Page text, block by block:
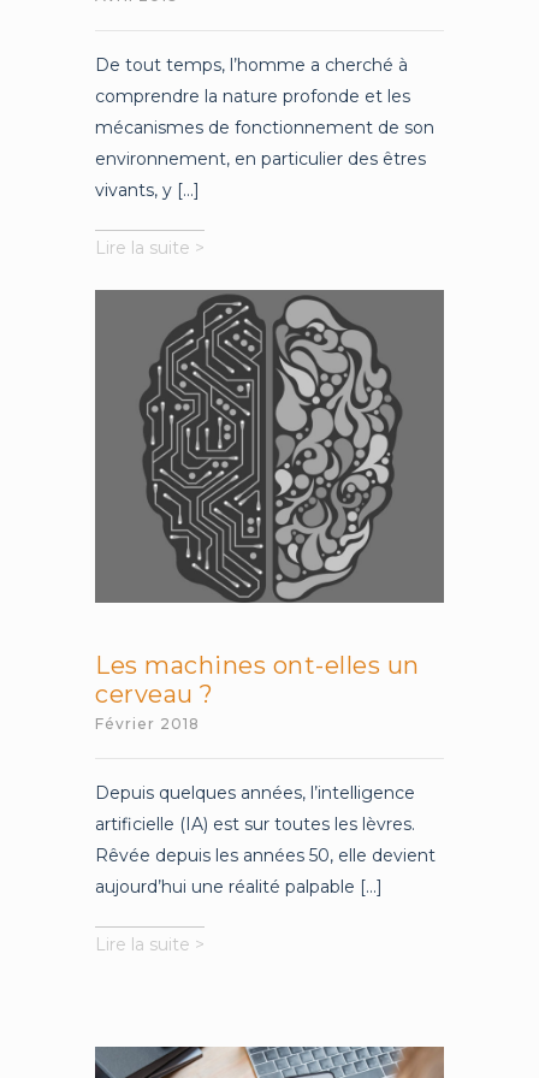
De tout temps, l’homme a cherché à
comprendre la nature profonde et les
mécanismes de fonctionnement de son
environnement, en particulier des êtres
vivants, y [...]
Lire la suite >
inventer
le
monde
de
demain
Les machines ont-elles un
cerveau ?
Février 2018
Depuis quelques années, l’intelligence
artificielle (IA) est sur toutes les lèvres.
Rêvée depuis les années 50, elle devient
aujourd’hui une réalité palpable [...]
Lire la suite >
un
cerveau